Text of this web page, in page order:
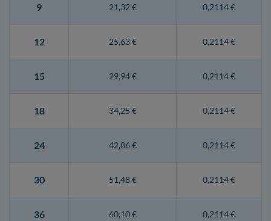
9 21,32 € 0,2114 €
12 25,63 € 0,2114 €
15 29,94 € 0,2114 €
18 34,25 € 0,2114 €
24 42,86 € 0,2114 €
30 51,48 € 0,2114 €
36 60,10 € 0,2114 €